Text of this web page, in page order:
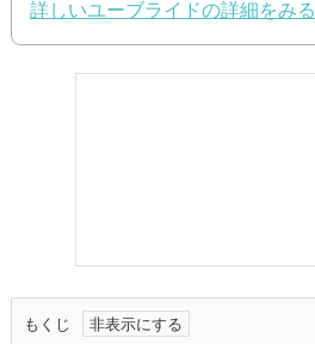
詳しいユーブライドの詳細をみる
もくじ